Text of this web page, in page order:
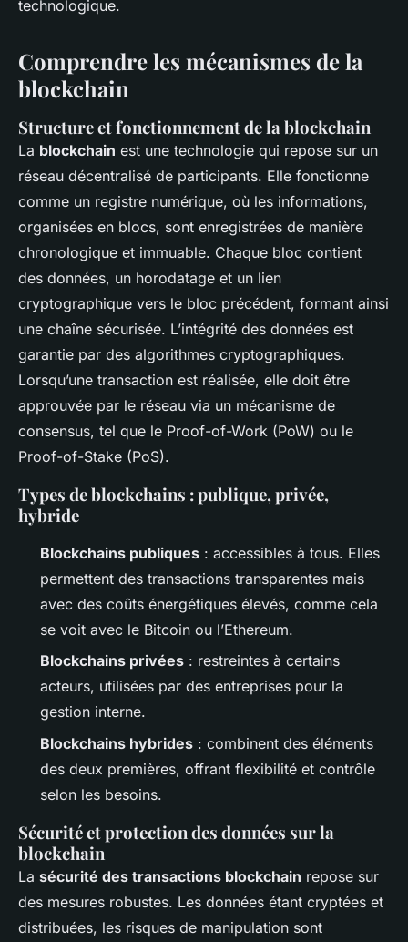
technologique.
Comprendre les mécanismes de la
blockchain
Structure et fonctionnement de la blockchain
La blockchain est une technologie qui repose sur un
réseau décentralisé de participants. Elle fonctionne
comme un registre numérique, où les informations,
organisées en blocs, sont enregistrées de manière
chronologique et immuable. Chaque bloc contient
des données, un horodatage et un lien
cryptographique vers le bloc précédent, formant ainsi
une chaîne sécurisée. L’intégrité des données est
garantie par des algorithmes cryptographiques.
Lorsqu’une transaction est réalisée, elle doit être
approuvée par le réseau via un mécanisme de
consensus, tel que le Proof-of-Work (PoW) ou le
Proof-of-Stake (PoS).
Types de blockchains : publique, privée,
hybride
Blockchains publiques : accessibles à tous. Elles
permettent des transactions transparentes mais
avec des coûts énergétiques élevés, comme cela
se voit avec le Bitcoin ou l’Ethereum.
Blockchains privées : restreintes à certains
acteurs, utilisées par des entreprises pour la
gestion interne.
Blockchains hybrides : combinent des éléments
des deux premières, offrant flexibilité et contrôle
selon les besoins.
Sécurité et protection des données sur la
blockchain
La sécurité des transactions blockchain repose sur
des mesures robustes. Les données étant cryptées et
distribuées, les risques de manipulation sont